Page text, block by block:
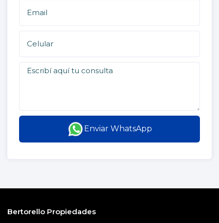
Enviar WhatsApp
Bertorello Propiedades